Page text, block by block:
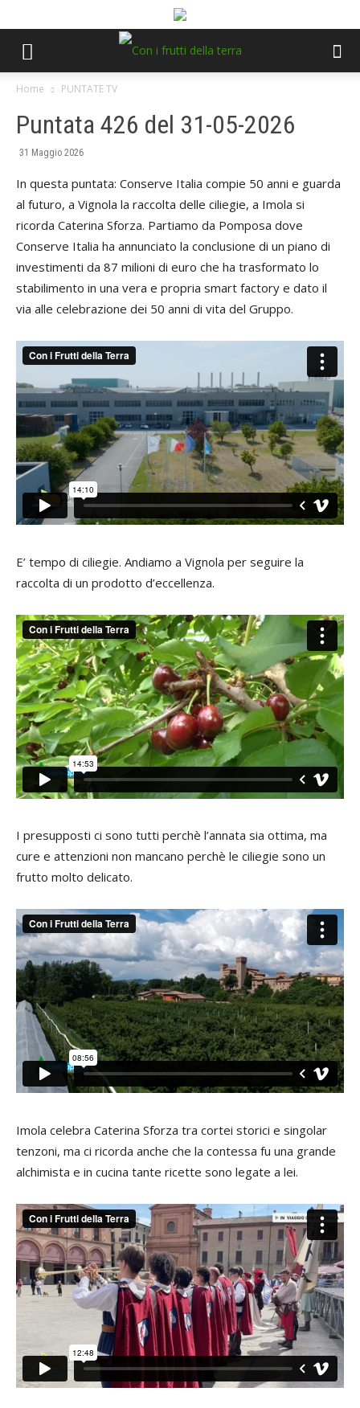
Home PUNTATE TV
Puntata 426 del 31-05-2026
31 Maggio 2026
In questa puntata: Conserve Italia compie 50 anni e guarda
al futuro, a Vignola la raccolta delle ciliegie, a Imola si
ricorda Caterina Sforza. Partiamo da Pomposa dove
Conserve Italia ha annunciato la conclusione di un piano di
investimenti da 87 milioni di euro che ha trasformato lo
stabilimento in una vera e propria smart factory e dato il
via alle celebrazione dei 50 anni di vita del Gruppo.
E’ tempo di ciliegie. Andiamo a Vignola per seguire la
raccolta di un prodotto d’eccellenza.
I presupposti ci sono tutti perchè l’annata sia ottima, ma
cure e attenzioni non mancano perchè le ciliegie sono un
frutto molto delicato.
Imola celebra Caterina Sforza tra cortei storici e singolar
tenzoni, ma ci ricorda anche che la contessa fu una grande
alchimista e in cucina tante ricette sono legate a lei.